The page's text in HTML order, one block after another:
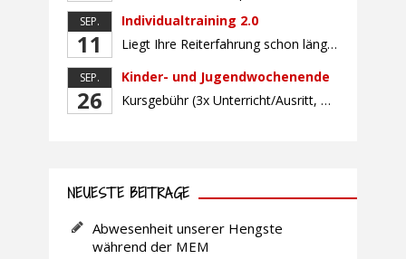
SEP.
11
Individualtraining 2.0
Liegt Ihre Reiterfahrung schon länger zurück oder fühlen Sie sich noch nicht richtig fit? Oder sind Sie bereits ein sicherer Reiter und freuen sich auf weiterführenden Unterricht? Training für Reiter:innen mit unterschiedlicher Reiterfahrung, auf die Wünsche und Kenntnisse des Einzelnen abgestimmt. Ein abwechslungsreiches Programm mit individuellem Reitunterricht und für Fortgeschrittene auch mit Gangtraining findet in […]
SEP.
26
Kinder- und Jugendwochenende
Kursgebühr (3x Unterricht/Ausritt, Betreuung) Leihpferd
NEUESTE BEITRÄGE
Abwesenheit unserer Hengste
während der MEM